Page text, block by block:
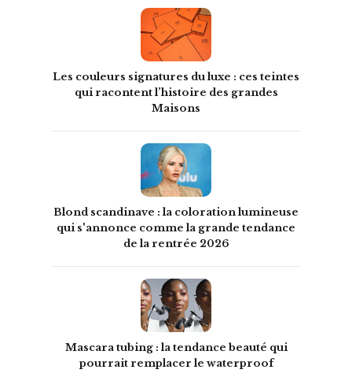
Les couleurs signatures du luxe : ces teintes
qui racontent l’histoire des grandes
Maisons
Blond scandinave : la coloration lumineuse
qui s'annonce comme la grande tendance
de la rentrée 2026
Mascara tubing : la tendance beauté qui
pourrait remplacer le waterproof